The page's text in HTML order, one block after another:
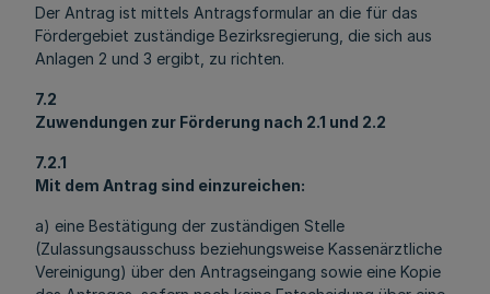
Der Antrag ist mittels Antragsformular an die für das
Fördergebiet zuständige Bezirksregierung, die sich aus
Anlagen 2 und 3 ergibt, zu richten.
7.2
Zuwendungen zur Förderung nach 2.1 und 2.2
7.2.1
Mit dem Antrag sind einzureichen:
a) eine Bestätigung der zuständigen Stelle
(Zulassungsausschuss beziehungsweise Kassenärztliche
Vereinigung) über den Antragseingang sowie eine Kopie